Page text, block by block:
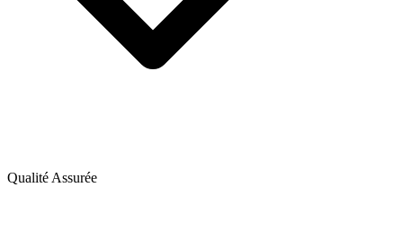
Qualité Assurée